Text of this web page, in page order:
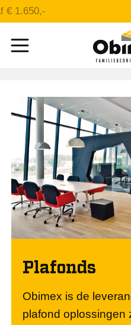
Plafonds
Obimex is de
plafond oplossingen